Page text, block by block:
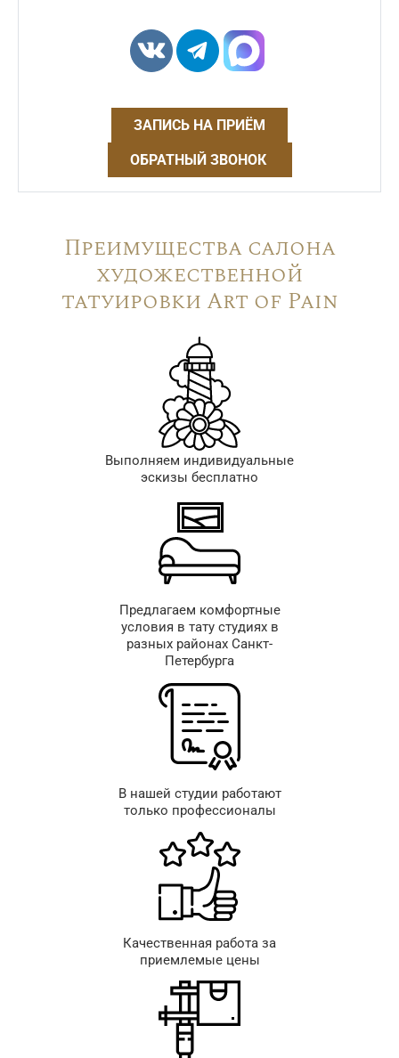
ЗАПИСЬ НА ПРИЁМ
ОБРАТНЫЙ ЗВОНОК
Преимущества салона
художественной
татуировки Art of Pain
Выполняем индивидуальные
эскизы бесплатно
Предлагаем комфортные
условия в тату студиях в
разных районах Санкт-
Петербурга
В нашей студии работают
только профессионалы
Качественная работа за
приемлемые цены